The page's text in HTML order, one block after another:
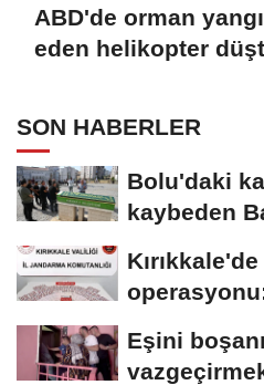
ABD'de orman
eden helikopter
SON HABERLER
Bolu'daki
kaybeden
Eşini